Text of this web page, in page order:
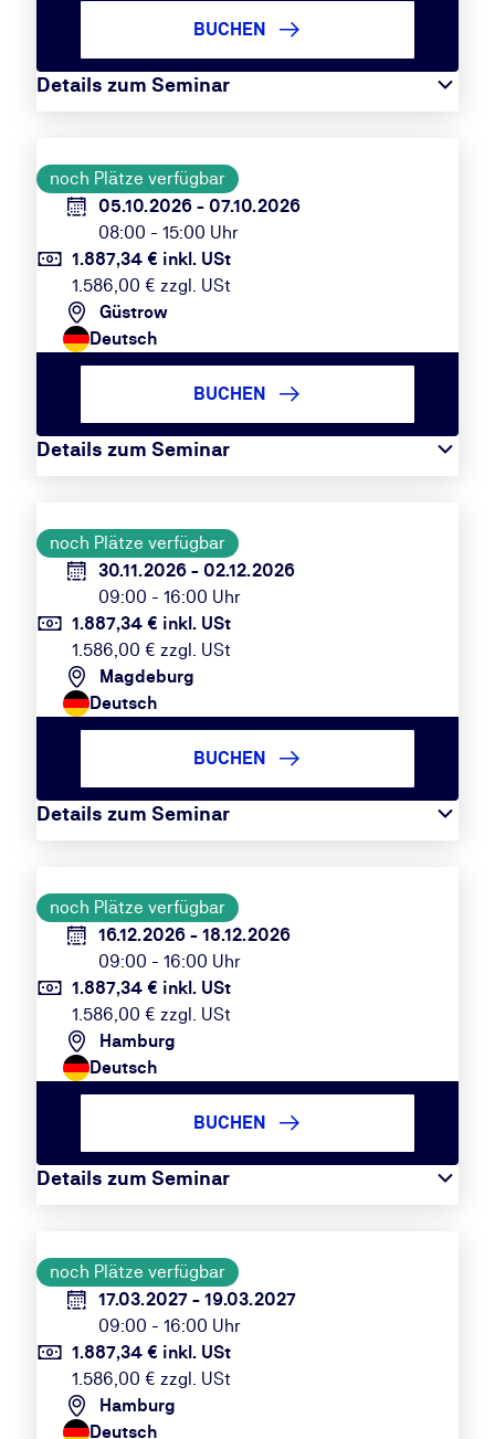
Details zum Seminar
BUCHEN
noch Plätze verfügbar
05.10.2026 - 07.10.2026
08:00 - 15:00 Uhr
1.887,34 € inkl. USt
1.586,00 € zzgl. USt
Güstrow
Deutsch
Details zum Seminar
BUCHEN
noch Plätze verfügbar
30.11.2026 - 02.12.2026
09:00 - 16:00 Uhr
1.887,34 € inkl. USt
1.586,00 € zzgl. USt
Magdeburg
Deutsch
Details zum Seminar
BUCHEN
noch Plätze verfügbar
16.12.2026 - 18.12.2026
09:00 - 16:00 Uhr
1.887,34 € inkl. USt
1.586,00 € zzgl. USt
Hamburg
Deutsch
Details zum Seminar
BUCHEN
noch Plätze verfügbar
17.03.2027 - 19.03.2027
09:00 - 16:00 Uhr
1.887,34 € inkl. USt
1.586,00 € zzgl. USt
Hamburg
Deutsch